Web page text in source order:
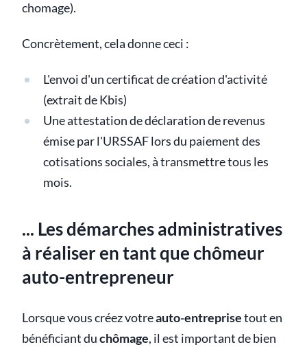
chomage).
Concrètement, cela donne ceci :
L'envoi d'un certificat de création d'activité
(extrait de Kbis)
Une attestation de déclaration de revenus
émise par l'URSSAF lors du paiement des
cotisations sociales, à transmettre tous les
mois.
... Les démarches administratives
à réaliser en tant que chômeur
auto-entrepreneur
Lorsque vous créez votreauto-entreprisetout en
bénéficiant duchômage, il est important de bien